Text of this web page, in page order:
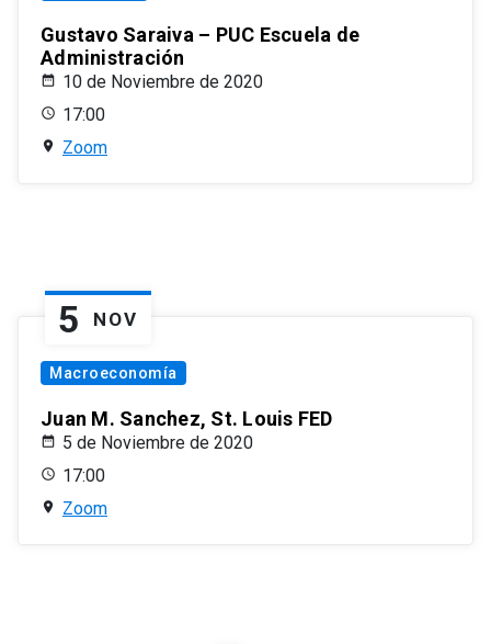
Gustavo Saraiva – PUC Escuela de
Administración
10 de Noviembre de 2020
17:00
Zoom
5 NOV
Macroeconomía
Juan M. Sanchez, St. Louis FED
5 de Noviembre de 2020
17:00
Zoom